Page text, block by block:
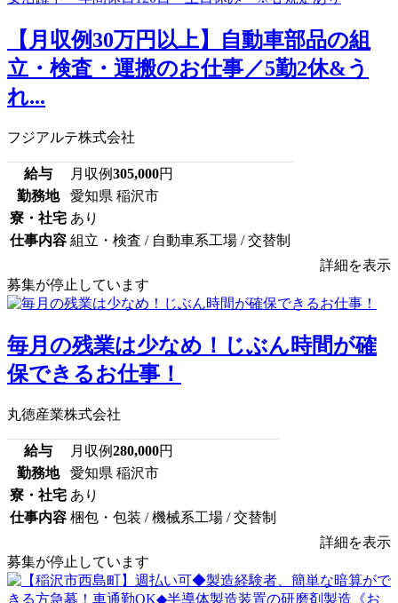
【月収例30万円以上】自動車部品の組
立・検査・運搬のお仕事／5勤2休&う
れ...
フジアルテ株式会社
給与 月収例305,000円
勤務地
愛知県 稲沢市
寮・社宅 あり
仕事内容 組立・検査 / 自動車系工場 / 交替制
詳細を表示
募集が停止しています
毎月の残業は少なめ！じぶん時間が確
保できるお仕事！
丸徳産業株式会社
給与 月収例280,000円
勤務地
愛知県 稲沢市
寮・社宅 あり
仕事内容 梱包・包装 / 機械系工場 / 交替制
詳細を表示
募集が停止しています